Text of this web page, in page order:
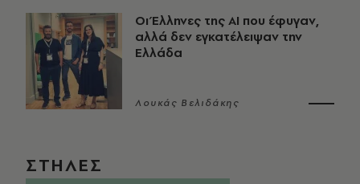
Οι Έλληνες της ΑΙ που έφυγαν,
αλλά δεν εγκατέλειψαν την
Ελλάδα
Λουκάς Βελιδάκης
ΣΤΗΛΕΣ